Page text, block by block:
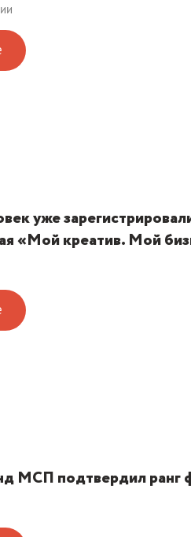
уже
«Мой креатив. Мой
МСП подтвердил ранг